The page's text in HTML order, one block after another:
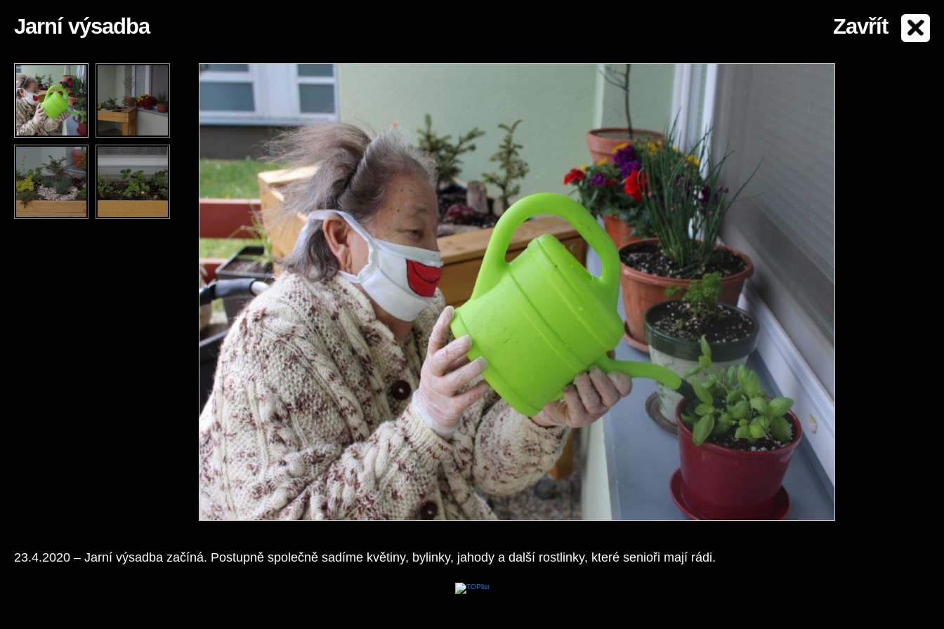
Jarní výsadba Zavřít
23.4.2020 – Jarní výsadba začíná. Postupně společně sadíme květiny, bylinky, jahody a další rostlinky, které senioři mají rádi.